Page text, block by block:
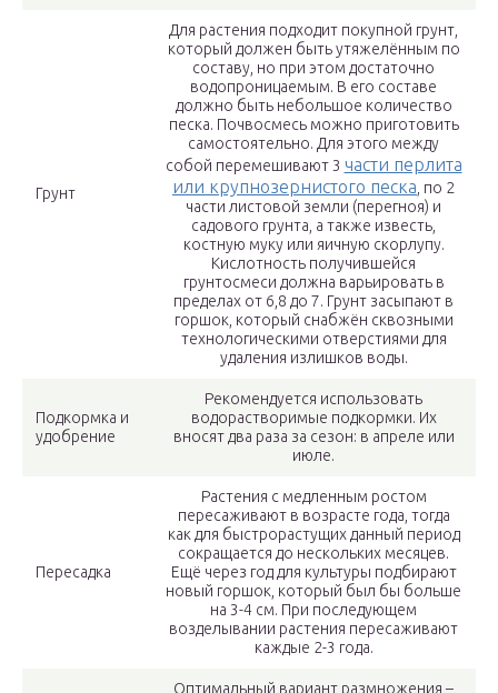
Грунт
Для растения подходит покупной грунт,
который должен быть утяжелённым по
составу, но при этом достаточно
водопроницаемым. В его составе
должно быть небольшое количество
песка. Почвосмесь можно приготовить
самостоятельно. Для этого между
собой перемешивают 3 части перлита
или крупнозернистого песка, по 2
части листовой земли (перегноя) и
садового грунта, а также известь,
костную муку или яичную скорлупу.
Кислотность получившейся
грунтосмеси должна варьировать в
пределах от 6,8 до 7. Грунт засыпают в
горшок, который снабжён сквозными
технологическими отверстиями для
удаления излишков воды.
Подкормка и
удобрение
Рекомендуется использовать
водорастворимые подкормки. Их
вносят два раза за сезон: в апреле или
июле.
Пересадка
Растения с медленным ростом
пересаживают в возрасте года, тогда
как для быстрорастущих данный период
сокращается до нескольких месяцев.
Ещё через год для культуры подбирают
новый горшок, который был бы больше
на 3-4 см. При последующем
возделывании растения пересаживают
каждые 2-3 года.
Оптимальный вариант размножения –